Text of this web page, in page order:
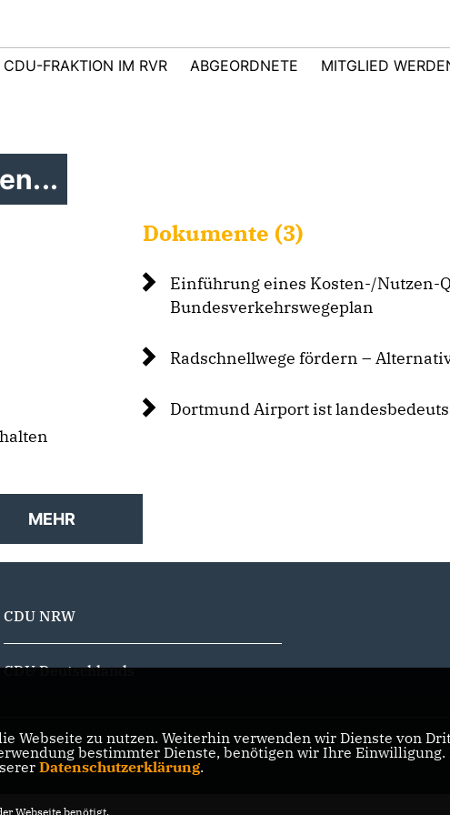
CDU-FRAKTION IM RVR ABGEORDNETE
MITGLIED
MEHR
Dokumente (3)
Einführung eines Kosten-/Nutzen-
Bundesverkehrswegeplan
Radschnellwege fördern –
Dortmund Airport ist
CDU NRW
CDU Deutschlands
Realisation:
Webseite zu nutzen. Weiterhin verwenden wir Dienste von
bestimmter Dienste, benötigen wir Ihre
Datenschutzerklärung.
Webseite benötigt.